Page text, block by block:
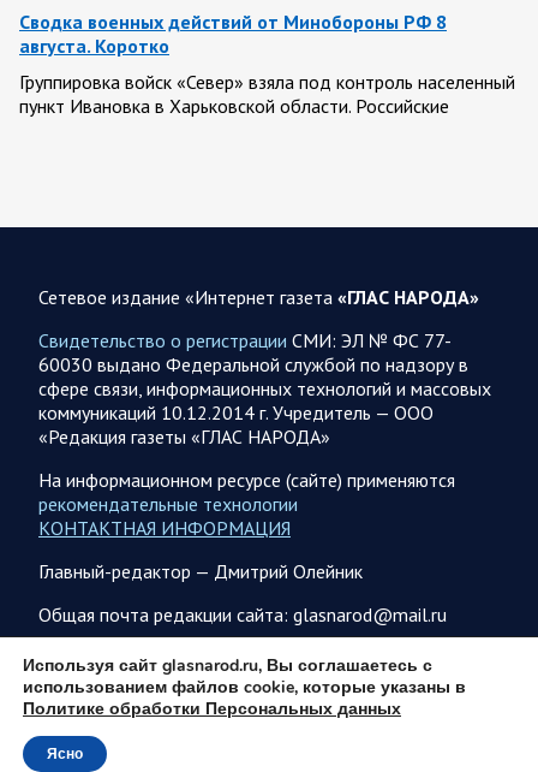
Сводка военных действий от Минобороны РФ 8
августа. Коротко
Группировка войск «Север» взяла под контроль населенный
пункт Ивановка в Харьковской области. Российские
Олег Царев сообщает: Мониторинг противника насчитал
якобы «сбиты/подавлены» – 135. В Киеве…
08.08.2026 10:05
Спецоперация
397 украинских БПЛА сбито ПВО ночью над 15 субъектами
РФ: Беспилотники сбивали над территориями
Белгородской, Брянской, Воронежской, Курской, Липецкой,
Орловской,…
08.08.2026 09:45
Саратовская область
После реализации инвестиционного проекта
Аткарской птицефабрики предприятию необходимо
помочь с реализацией продукции в сетевых магазинах
Соответствующую задачу обозначил губернатор Роман
Сетевое издание «Интернет газета «ГЛАС НАРОДА»
Свидетельство о регистрации СМИ: ЭЛ № ФС 77-
60030 выдано Федеральной службой по надзору в
сфере связи, информационных технологий и массовых
коммуникаций 10.12.2014 г. Учредитель — ООО
«Редакция газеты «ГЛАС НАРОДА»
На информационном ресурсе (сайте) применяются
рекомендательные технологии
КОНТАКТНАЯ ИНФОРМАЦИЯ
Главный-редактор — Дмитрий Олейник
Общая почта редакции сайта: glasnarod@mail.ru
ПОДПИСКА
Используя сайт glasnarod.ru, Вы соглашаетесь с
использованием файлов cookie, которые указаны в
Политике обработки Персональных данных
Ясно